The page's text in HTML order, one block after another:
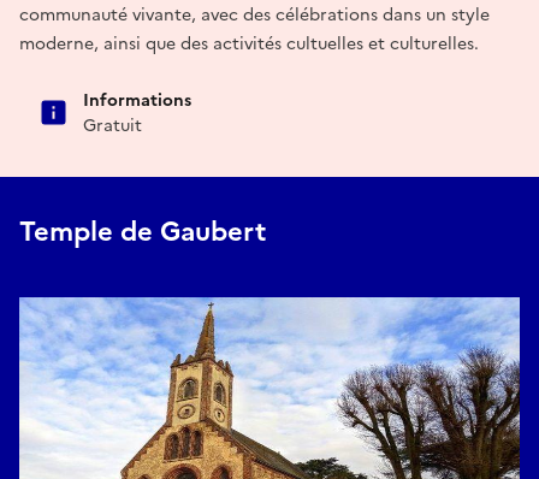
communauté vivante, avec des célébrations dans un style
moderne, ainsi que des activités cultuelles et culturelles.
Informations
Gratuit
Temple de Gaubert